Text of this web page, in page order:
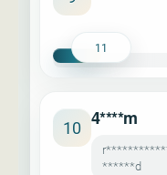
11
10 4****m
******d